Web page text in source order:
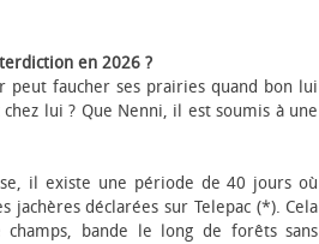
en 2026 ?
peut faucher ses prairies quand bon lui
lui ? Que Nenni, il est soumis à une
il existe une période de 40 jours où
déclarées sur Telepac (*). Cela
bande le long de forêts sans